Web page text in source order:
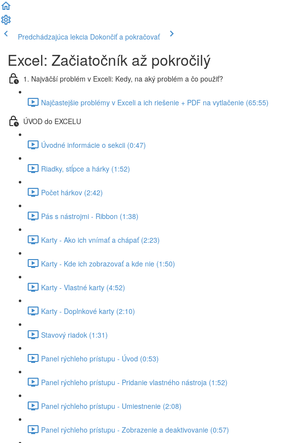
Predchádzajúca lekcia Dokončiť a pokračovať
Excel: Začiatočník až pokročilý
1. Najväčší problém v Exceli: Kedy, na aký problém a čo použiť?
Najčastejšie problémy v Exceli a ich riešenie + PDF na vytlačenie (65:55)
ÚVOD do EXCELU
Úvodné informácie o sekcii (0:47)
Riadky, stĺpce a hárky (1:52)
Počet hárkov (2:42)
Pás s nástrojmi - Ribbon (1:38)
Karty - Ako ich vnímať a chápať (2:23)
Karty - Kde ich zobrazovať a kde nie (1:50)
Karty - Vlastné karty (4:52)
Karty - Doplnkové karty (2:10)
Stavový riadok (1:31)
Panel rýchleho prístupu - Úvod (0:53)
Panel rýchleho prístupu - Pridanie vlastného nástroja (1:52)
Panel rýchleho prístupu - Umiestnenie (2:08)
Panel rýchleho prístupu - Zobrazenie a deaktivovanie (0:57)